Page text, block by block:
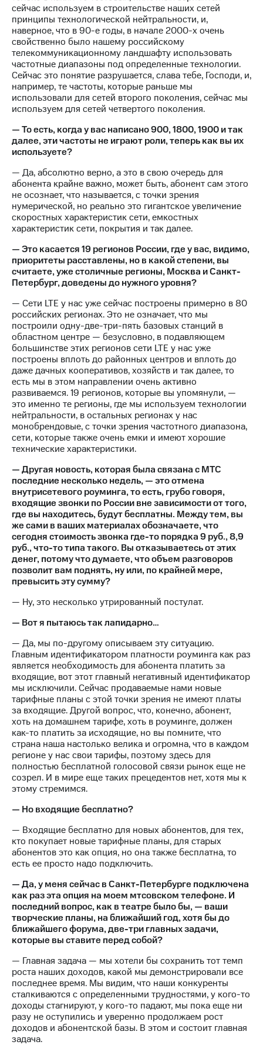
облигаций
Описание
Еврооблигации-2023
Уведомление
о
погашении
именных
облигаций
Другое
Регистратор
Реквизиты
Контакты
развитие
деловая этика
На главную
сейчас используем в строительстве наших сетей
принципы технологической нейтральности, и,
наверное, что в 90-е годы, в начале 2000-х очень
свойственно было нашему российскому
телекоммуникационному ландшафту использовать
частотные диапазоны под определенные технологии.
Сейчас это понятие разрушается, слава тебе, Господи, и,
например, те частоты, которые раньше мы
использовали для сетей второго поколения, сейчас мы
используем для сетей четвертого поколения.
— То есть, когда у вас написано 900, 1800, 1900 и так
далее, эти частоты не играют роли, теперь как вы их
используете?
— Да, абсолютно верно, а это в свою очередь для
абонента крайне важно, может быть, абонент сам этого
не осознает, что называется, с точки зрения
нумерической, но реально это гигантское увеличение
скоростных характеристик сети, емкостных
характеристик сети, покрытия и так далее.
— Это касается 19 регионов России, где у вас, видимо,
приоритеты расставлены, но в какой степени, вы
считаете, уже столичные регионы, Москва и Санкт-
Петербург, доведены до нужного уровня?
— Сети LTE у нас уже сейчас построены примерно в 80
российских регионах. Это не означает, что мы
построили одну-две-три-пять базовых станций в
областном центре — безусловно, в подавляющем
большинстве этих регионов сети LTE у нас уже
построены вплоть до районных центров и вплоть до
даже дачных кооперативов, хозяйств и так далее, то
есть мы в этом направлении очень активно
развиваемся. 19 регионов, которые вы упомянули, —
это именно те регионы, где мы используем технологии
нейтральности, в остальных регионах у нас
монобрендовые, с точки зрения частотного диапазона,
сети, которые также очень емки и имеют хорошие
технические характеристики.
— Другая новость, которая была связана с МТС
последние несколько недель, — это отмена
внутрисетевого роуминга, то есть, грубо говоря,
входящие звонки по России вне зависимости от того,
где вы находитесь, будут бесплатны. Между тем, вы
же сами в ваших материалах обозначаете, что
сегодня стоимость звонка где-то порядка 9 руб., 8,9
руб., что-то типа такого. Вы отказываетесь от этих
денег, потому что думаете, что объем разговоров
позволит вам поднять, ну или, по крайней мере,
превысить эту сумму?
— Ну, это несколько утрированный постулат.
— Вот я пытаюсь так лапидарно…
— Да, мы по-другому описываем эту ситуацию.
Главным идентификатором платности роуминга как раз
является необходимость для абонента платить за
входящие, вот этот главный негативный идентификатор
мы исключили. Сейчас продаваемые нами новые
тарифные планы с этой точки зрения не имеют платы
за входящие. Другой вопрос, что, конечно, абонент,
хоть на домашнем тарифе, хоть в роуминге, должен
как-то платить за исходящие, но вы помните, что
страна наша настолько велика и огромна, что в каждом
регионе у нас свои тарифы, поэтому здесь для
полностью бесплатной голосовой связи рынок еще не
созрел. И в мире еще таких прецедентов нет, хотя мы к
этому стремимся.
— Но входящие бесплатно?
— Входящие бесплатно для новых абонентов, для тех,
кто покупает новые тарифные планы, для старых
абонентов это как опция, но она также бесплатна, то
есть ее просто надо подключить.
— Да, у меня сейчас в Санкт-Петербурге подключена
как раз эта опция на моем мтсовском телефоне. И
последний вопрос, как в театре было бы, — ваши
творческие планы, на ближайший год, хотя бы до
ближайшего форума, две-три главных задачи,
которые вы ставите перед собой?
— Главная задача — мы хотели бы сохранить тот темп
роста наших доходов, какой мы демонстрировали все
последнее время. Мы видим, что наши конкуренты
сталкиваются с определенными трудностями, у кого-то
доходы стагнируют, у кого-то падают, мы пока еще ни
разу не оступились и уверенно продолжаем рост
доходов и абонентской базы. В этом и состоит главная
задача.